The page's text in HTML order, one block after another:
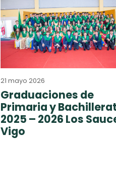
21 mayo 2026
Graduaciones de
Primaria y
2025 – 2026 Los
Vigo